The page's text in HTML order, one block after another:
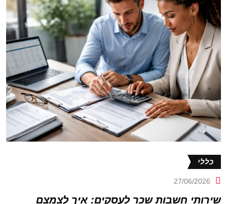
כללי
27/06/2026
שירותי חשבות שכר לעסקים: איך לצמצם